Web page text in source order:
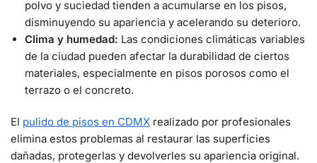
polvo y suciedad tienden a acumularse en los pisos,
disminuyendo su apariencia y acelerando su deterioro.
Clima y humedad: Las condiciones climáticas variables
de la ciudad pueden afectar la durabilidad de ciertos
materiales, especialmente en pisos porosos como el
terrazo o el concreto.
El pulido de pisos en CDMX realizado por profesionales
elimina estos problemas al restaurar las superficies
dañadas, protegerlas y devolverles su apariencia original.